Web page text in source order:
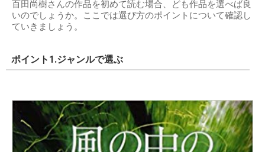
百田尚樹さんの作品を初めて読む場合、ども作品を選べば良
いのでしょうか。ここでは選び方のポイントについて確認し
ていきましょう。
ポイント1.ジャンルで選ぶ